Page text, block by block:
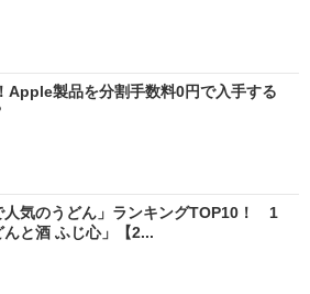
Apple製品を分割手数料0円で入手する
人気のうどん」ランキングTOP10！ 1
と酒 ふじ心」【2...